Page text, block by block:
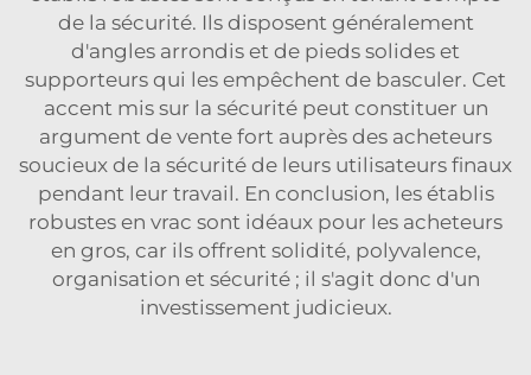
de la sécurité. Ils disposent généralement
d'angles arrondis et de pieds solides et
supporteurs qui les empêchent de basculer. Cet
accent mis sur la sécurité peut constituer un
argument de vente fort auprès des acheteurs
soucieux de la sécurité de leurs utilisateurs finaux
pendant leur travail. En conclusion, les établis
robustes en vrac sont idéaux pour les acheteurs
en gros, car ils offrent solidité, polyvalence,
organisation et sécurité ; il s'agit donc d'un
investissement judicieux.